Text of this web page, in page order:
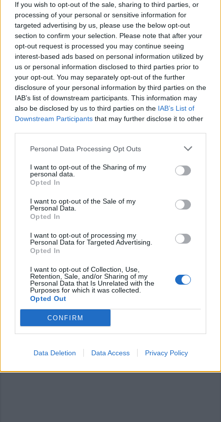
If you wish to opt-out of the sale, sharing to third parties, or
processing of your personal or sensitive information for
targeted advertising by us, please use the below opt-out
section to confirm your selection. Please note that after your
opt-out request is processed you may continue seeing
interest-based ads based on personal information utilized by
us or personal information disclosed to third parties prior to
your opt-out. You may separately opt-out of the further
disclosure of your personal information by third parties on the
IAB’s list of downstream participants. This information may
also be disclosed by us to third parties on the IAB’s List of
Downstream Participants that may further disclose it to other
Personal Data Processing Opt Outs
I want to opt-out of the Sharing of my
personal data.
Opted In
I want to opt-out of the Sale of my
Personal Data.
Opted In
I want to opt-out of processing my
Personal Data for Targeted Advertising.
Opted In
I want to opt-out of Collection, Use,
Retention, Sale, and/or Sharing of my
Personal Data that Is Unrelated with the
Purposes for which it was collected.
Opted Out
CONFIRM
Data Deletion Data Access Privacy Policy
Leggi l'articolo:
IL PESO 2012 FIRMATO DA PALADINO
Commenti
Accedi o
L'email è richiesta ma non verrà mostrata ai visitatori. Il contenuto di questo
commento esprime il pensiero dell'autore e non rappresenta la linea editoriale
di VareseNews.it, che rimane autonoma e indipendente. I messaggi inclusi nei
che includano uno o più link a siti esterni verranno rimossi in automatico dal